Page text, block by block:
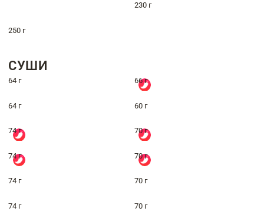
230 г
250 г
СУШИ
64 г 66 г
64 г 60 г
74 г 70 г
74 г 70 г
74 г 70 г
74 г 70 г